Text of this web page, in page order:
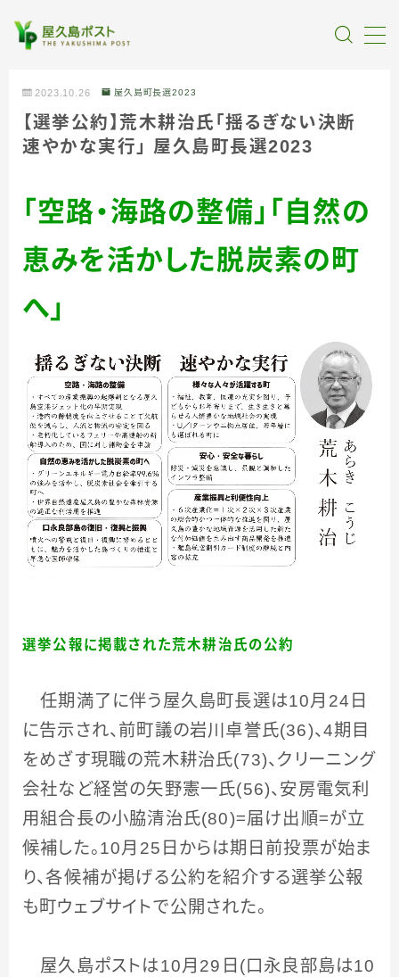
全記事カテゴリー
2023.10.26 屋久島町長選2023
【選挙公約】荒木耕治氏「揺るぎない決断
速やかな実行」 屋久島町長選2023
「空路・海路の整備」「自然の
恵みを活かした脱炭素の町
へ」
選挙公報に掲載された荒木耕治氏の公約
任期満了に伴う屋久島町長選は10月 24 日
に告示され、前町議の岩川卓誉氏(36)、4期目
をめざす現職の荒木耕治氏(73)、クリーニング
会社など経営の矢野憲一氏(56)、安房電気利
用組合長の小脇清治氏(80)＝届け出順＝が立
候補した。10月 25 日からは期日前投票が始ま
り、各候補が掲げる公約を紹介する選挙公報
も町ウェブサイトで公開された。
屋久島ポストは10月 29 日 (口永良部島は10